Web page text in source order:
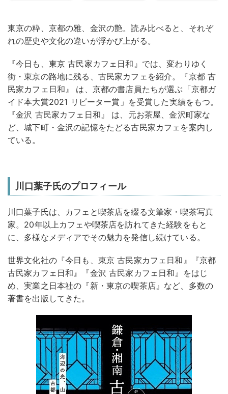
東京の粋、京都の雅、金沢の艶。読み比べると、それぞ
れの歴史や文化の違いが浮かび上がる。
『今日も、東京 古民家カフェ日和』では、変わりゆく
街・東京の路地に残る、古民家カフェを紹介。『京都 古
民家カフェ日和』 は、京都の書店員たちが選ぶ「京都ガ
イド本大賞2021 リピーター賞」を受賞した実績をもつ。
『金沢 古民家カフェ日和』 は、元お茶屋、金沢町家な
ど、城下町・金沢の記憶をたどる古民家カフェを案内し
ている。
川口葉子氏のプロフィール
川口葉子氏は、カフェと喫茶店を綴る文筆家・喫茶写真
家。20年以上カフェや喫茶店を訪れてきた経験をもと
に、多様なメディアでその魅力を発信し続けている。
世界文化社の『今日も、東京 古民家カフェ日和』『京都
古民家カフェ日和』『金沢 古民家カフェ日和』をはじ
め、実業之日本社の『新・東京の喫茶店』など、多数の
著書を出版してきた。